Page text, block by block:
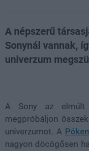
A népszerű
Sonynál vannak,
univerzum
A Sony az elmúlt
megpróbáljon
univerzumot. A
nagyon döcögősen